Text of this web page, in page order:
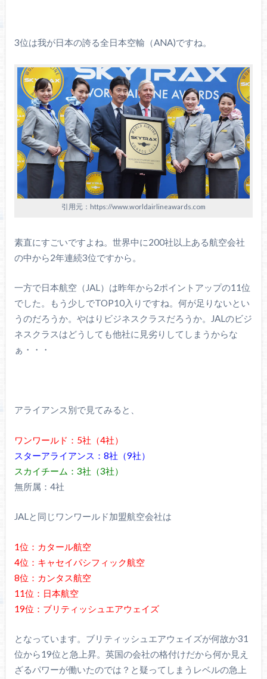
3位は我が日本の誇る全日本空輸（ANA)ですね。
引用元：https://www.worldairlineawards.com
素直にすごいですよね。世界中に200社以上ある航空会社
の中から2年連続3位ですから。
一方で日本航空（JAL）は昨年から2ポイントアップの11位
でした。もう少しでTOP10入りですね。何が足りないとい
うのだろうか。やはりビジネスクラスだろうか。JALのビジ
ネスクラスはどうしても他社に見劣りしてしまうからな
ぁ・・・
アライアンス別で見てみると、
ワンワールド：5社（4社）
スターアライアンス：8社（9社）
スカイチーム：3社（3社）
無所属：4社
JALと同じワンワールド加盟航空会社は
1位：カタール航空
4位：キャセイパシフィック航空
8位：カンタス航空
11位：日本航空
19位：ブリティッシュエアウェイズ
となっています。ブリティッシュエアウェイズが何故か31
位から19位と急上昇。英国の会社の格付けだから何か見え
ざるパワーが働いたのでは？と疑ってしまうレベルの急上